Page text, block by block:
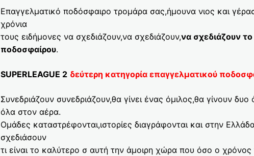
Επαγγελματικό ποδόσφαιρο τρομάρα σας,ήμουνα νιος και
χρόνια
τους ειδήμονες να σχεδιάζουν,να σχεδιάζουν,να σχεδιάζουν
ποδοσφαίρου.
SUPERLEAGUE 2 δεύτερη κατηγορία επαγγελματικού
Συνεδριάζουν συνεδριάζουν,θα γίνει ένας όμιλος,θα γίνουν
όλα στον αέρα.
Ομάδες καταστρέφονται,ιστορίες διαγράφονται και στην
σχεδιάσουν
τι είναι το καλύτερο σ αυτή την άμοιρη χώρα που όσο ο χρόνος